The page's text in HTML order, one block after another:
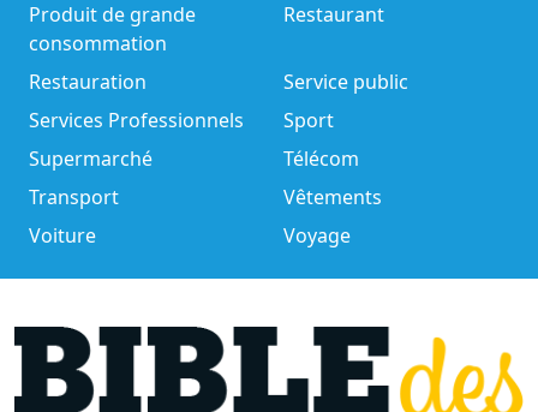
Produit de grande
consommation
Restaurant
Restauration
Service public
Services Professionnels
Sport
Supermarché
Télécom
Transport
Vêtements
Voiture
Voyage